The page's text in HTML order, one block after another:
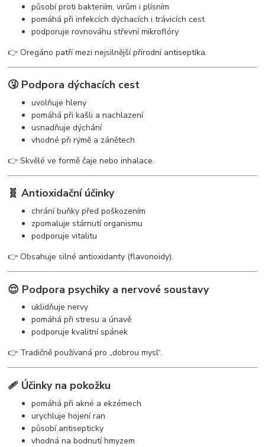
působí proti bakteriím, virům i plísním
pomáhá při infekcích dýchacích i trávicích cest
podporuje rovnováhu střevní mikroflóry
👉 Oregáno patří mezi nejsilnější přírodní antiseptika.
🤧 Podpora dýchacích cest
uvolňuje hleny
pomáhá při kašli a nachlazení
usnadňuje dýchání
vhodné při rýmě a zánětech
👉 Skvělé ve formě čaje nebo inhalace.
🧬 Antioxidační účinky
chrání buňky před poškozením
zpomaluje stárnutí organismu
podporuje vitalitu
👉 Obsahuje silné antioxidanty (flavonoidy).
😌 Podpora psychiky a nervové soustavy
uklidňuje nervy
pomáhá při stresu a únavě
podporuje kvalitní spánek
👉 Tradičně používaná pro „dobrou mysl“.
🩹 Účinky na pokožku
pomáhá při akné a ekzémech
urychluje hojení ran
působí antisepticky
vhodná na bodnutí hmyzem